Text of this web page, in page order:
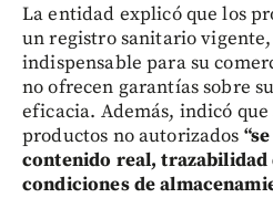
La entidad explicó que los
un registro sanitario
indispensable para su
no ofrecen garantías sobre
eficacia. Además, indicó
productos no autorizados
contenido real, trazabilidad
condiciones de